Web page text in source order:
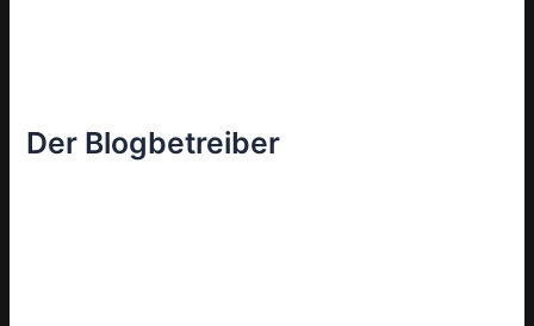
Der Blogbetreiber